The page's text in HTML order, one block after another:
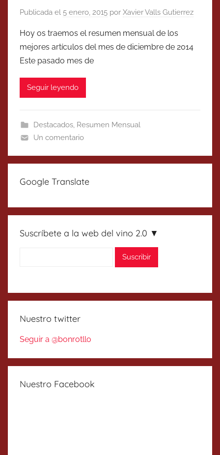
Publicada el 5 enero, 2015 por Xavier Valls Gutierrez
Hoy os traemos el resumen mensual de los
mejores artículos del mes de diciembre de 2014
Este pasado mes de
Seguir leyendo
Destacados, Resumen Mensual
Un comentario
Google Translate
Suscríbete a la web del vino 2.0 ▼
Nuestro twitter
Seguir a @bonrotllo
Nuestro Facebook